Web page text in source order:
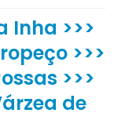
Inha >>>
>>>
>>>
de